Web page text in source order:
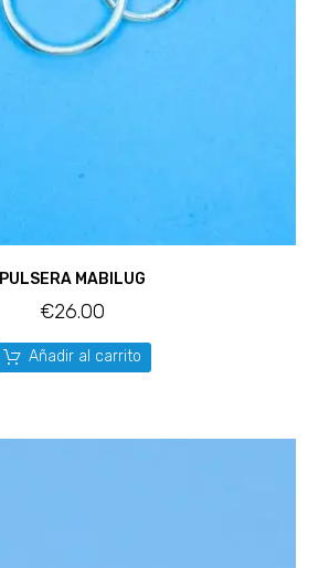
PULSERA MABILUG
€26.00
Añadir al carrito